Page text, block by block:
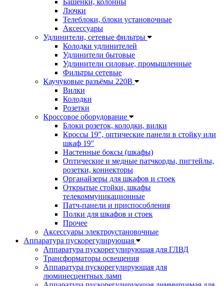
Башенки, колонны
Лючки
Телеблоки, блоки установочные
Аксессуары
Удлинители, сетевые фильтры
Колодки удлинителей
Удлинители бытовые
Удлинители силовые, промышленные
Фильтры сетевые
Каучуковые разъёмы 220В
Вилки
Колодки
Розетки
Кроссовое оборудование
Блоки розеток, колодки, вилки
Кроссы 19", оптические панели в стойку или
шкаф 19"
Настенные боксы (шкафы)
Оптические и медные патчкорды, пигтейлы,
розетки, коннекторы
Органайзеры для шкафов и стоек
Открытые стойки, шкафы
телекоммуникационные
Патч-панели и приспособления
Полки для шкафов и стоек
Прочее
Аксессуары электроустановочные
Аппаратура пускорегулирующая
Аппаратура пускорегулирующая для ГЛВД
Трансформаторы освещения
Аппаратура пускорегулирующая для
люминесцентных ламп